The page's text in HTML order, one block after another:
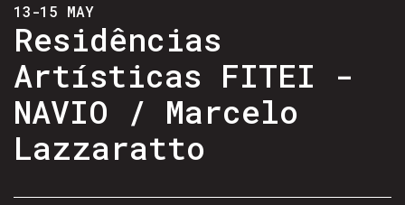
13-15 MAY
Residências
Artísticas FITEI -
NAVIO / Marcelo
Lazzaratto